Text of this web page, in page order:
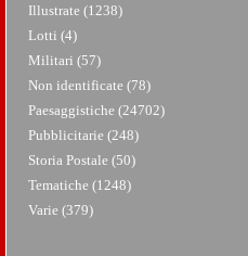
Illustrate (1238)
Lotti (4)
Militari (57)
Non identificate (78)
Paesaggistiche (24702)
Pubblicitarie (248)
Storia Postale (50)
Tematiche (1248)
Varie (379)